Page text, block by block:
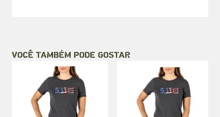
VOCÊ TAMBÉM PODE GOSTAR